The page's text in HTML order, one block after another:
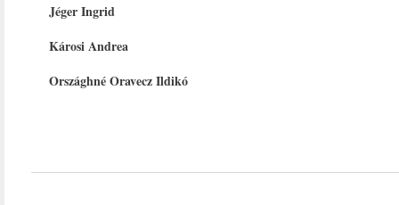
Jéger Ingrid
Károsi Andrea
Országhné Oravecz Ildikó